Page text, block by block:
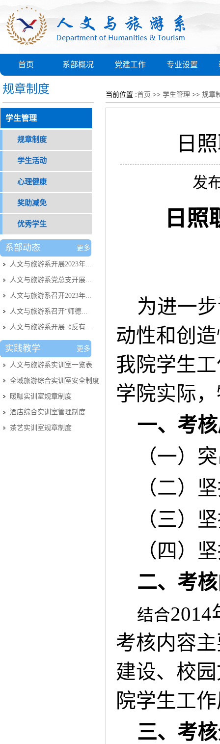
首页 系部概况 党建工作 专业设置
规章制度
学生管理
规章制度
学生活动
心理健康
奖助减免
优秀学生
系部动态 更多
人文与旅游系开展2023年...
人文与旅游系党总支开展...
人文与旅游系召开2023年...
人文与旅游系召开“师德...
人文与旅游系开展《反有...
实践教学 更多
人文与旅游系实训室​一览表
全域旅游综合实训室安全制度
暖咖实训室规章制度
酒店综合实训室管理制度
茶艺实训室规章制度
当前位置 :首页 >> 学生管理 >> 规章
日
发
日照
为进一
动性和创
我院学生
学院实际
一、考
（一）
（二）
（三）
（四）
二、考
结合
考核内容
建设、校
院学生工
三、考